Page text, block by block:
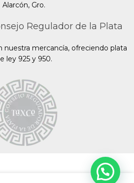
Alarcón, Gro.
Regulador de la Plata
nuestra mercancía, ofreciendo plata
ley 925 y 950.